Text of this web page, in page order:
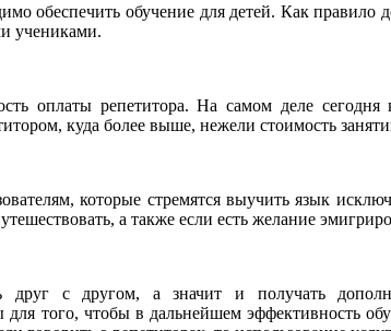
обеспечить обучение для детей. Как
учениками.
оплаты репетитора. На самом деле
куда более выше, нежели стоимость
которые стремятся выучить язык
а также если есть желание
друг с другом, а значит и получать
того, чтобы в дальнейшем эффективность